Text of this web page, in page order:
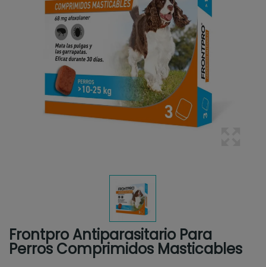
Frontpro Antiparasitario Para
Perros Comprimidos Masticables